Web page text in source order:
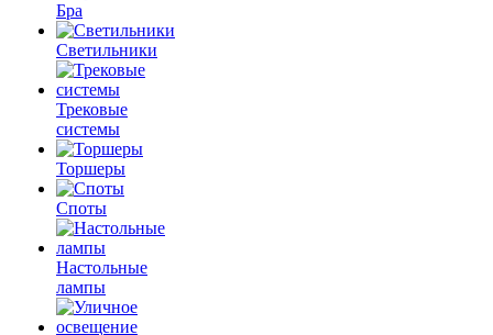
Бра
Светильники
Трековые
системы
Торшеры
Споты
Настольные
лампы